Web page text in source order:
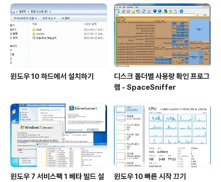
30원에 판매됩니다. 구매하러 가기 http://shop.hanco
m.co.kr/goods/content.go?&big=8&middle=1&
small=1&s..
윈도우 10 하드에서 설치하기
디스크 폴더별 사용량 확인 프로그
램 - SpaceSniffer
윈도우 7 서비스팩 1 베타 빌드 설
윈도우 10 빠른 시작 끄기